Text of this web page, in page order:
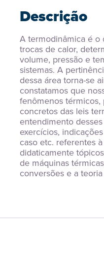
Descrição
A termodinâmica é o
trocas de calor,
volume, pressão e
sistemas. A
dessa área torna-se
constatamos que
fenômenos
concretos das leis
entendimento
exercícios,
caso etc. referentes
didaticamente
de máquinas
conversões e a